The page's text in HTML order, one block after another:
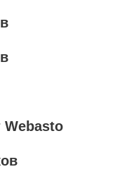
Webasto